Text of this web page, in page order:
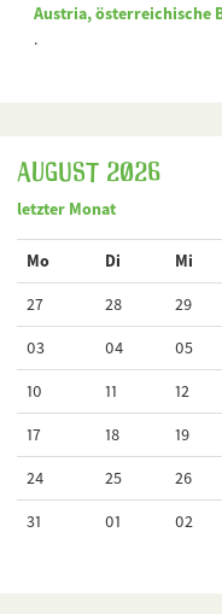
Austria, österreichische
.
August 2026
letzter Monat
Mo Di Mi
27
28 29
03
04 05
10
11 12
17
18 19
24
25 26
31
01 02